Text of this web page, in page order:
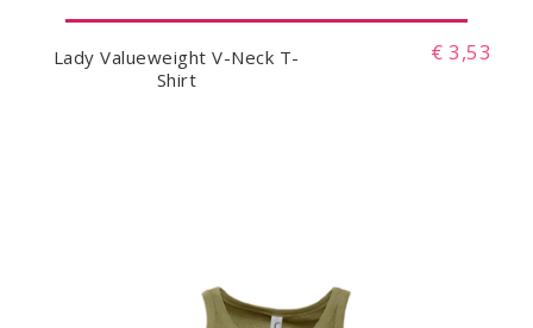
Lady Valueweight V-Neck T-
Shirt
€ 3,53